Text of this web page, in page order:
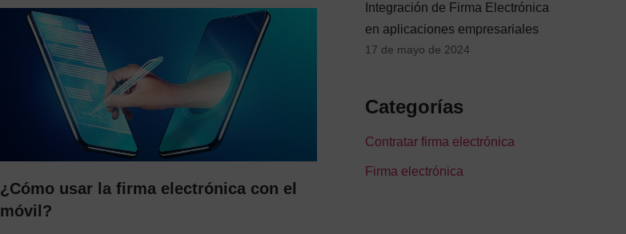
¿Cómo usar la firma electrónica con el
móvil?
Integración de Firma Electrónica
en aplicaciones empresariales
17 de mayo de 2024
Categorías
Contratar firma electrónica
Firma electrónica